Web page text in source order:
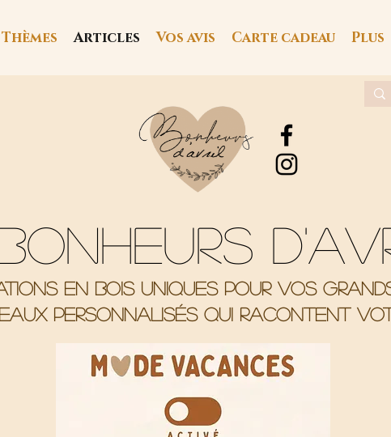
Thèmes Articles Vos avis Carte cadeau Plus
en bois uniques pour vos
personnalisés qui racontent